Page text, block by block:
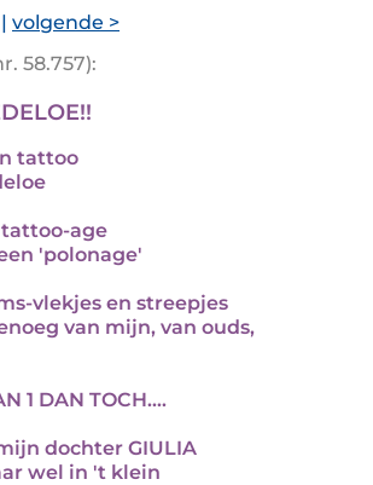
| volgende >
58.757):
tattoo
age
'polonage'
vlekjes en streepjes
van mijn, van ouds,
1 DAN TOCH....
dochter GIULIA
wel in 't klein